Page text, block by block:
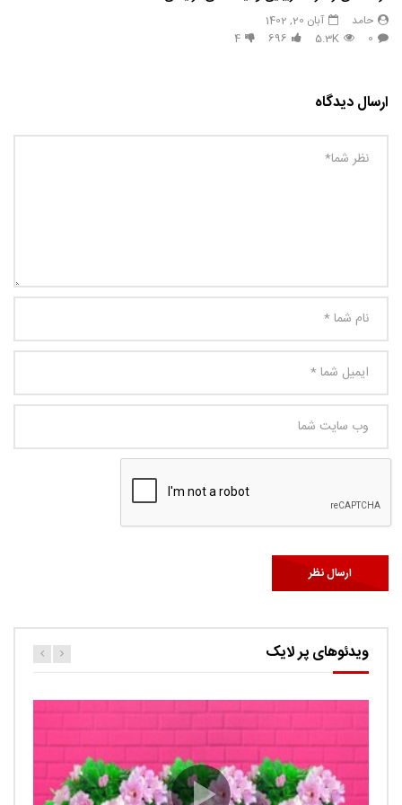
حامد
آبان 20, 1402
0
5.3K
696
4
ارسال دیدگاه
ویدئوهای پر لایک
کارتون اگنس این قسمت ربات ها
حامد 0.9K
Ut facilisis consectetur tristique. Suspendisse porta